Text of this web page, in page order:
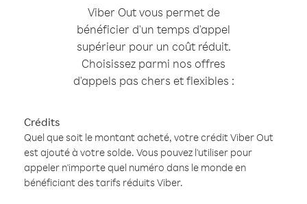
Viber Out vous permet de
bénéficier d'un temps d'appel
supérieur pour un coût réduit.
Choisissez parmi nos offres
d'appels pas chers et flexibles :
Crédits
Quel que soit le montant acheté, votre crédit Viber Out
est ajouté à votre solde. Vous pouvez l'utiliser pour
appeler n'importe quel numéro dans le monde en
bénéficiant des tarifs réduits Viber.